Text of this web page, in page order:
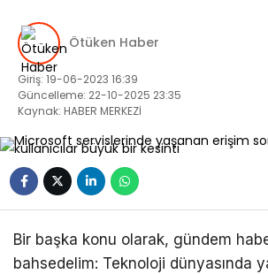
Ötüken Haber
Giriş: 19-06-2023 16:39
Güncelleme: 22-10-2025 23:35
Kaynak: HABER MERKEZİ
Bir başka konu olarak, gündem
bahsedelim: Teknoloji dünyasında